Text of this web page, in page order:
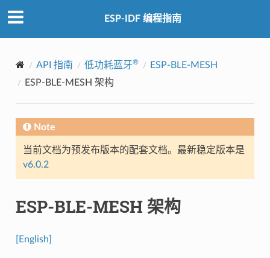
ESP-IDF 编程指南
API 指南 低功耗蓝牙®
ESP-BLE-MESH
ESP-BLE-MESH 架构
Note
当前文档为预发布版本的配套文档。最新稳定版本是
v6.0.2
ESP-BLE-MESH 架构
[English]